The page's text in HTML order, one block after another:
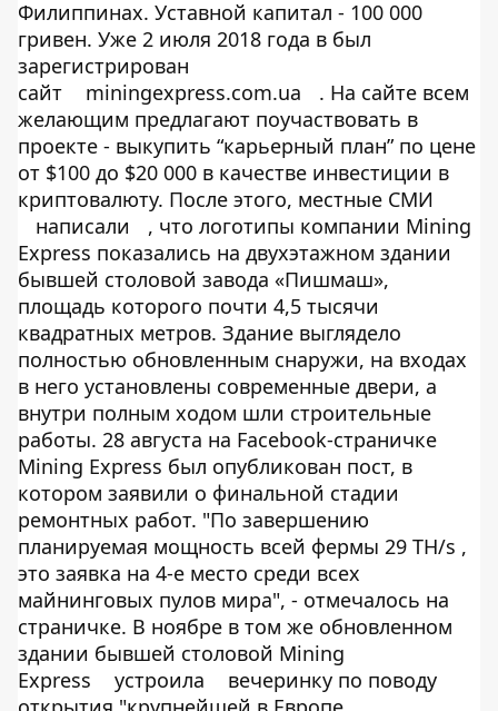
Филиппинах. Уставной капитал - 100 000
гривен. Уже 2 июля 2018 года в был
зарегистрирован
сайт
miningexpress.com.ua
. На сайте всем
желающим предлагают поучаствовать в
проекте - выкупить “карьерный план” по цене
от $100 до $20 000 в качестве инвестиции в
криптовалюту. После этого, местные СМИ
написали
, что логотипы компании Mining
Express показались на двухэтажном здании
бывшей столовой завода «Пишмаш»,
площадь которого почти 4,5 тысячи
квадратных метров. Здание выглядело
полностью обновленным снаружи, на входах
в него установлены современные двери, а
внутри полным ходом шли строительные
работы. 28 августа на Facebook-страничке
Mining Express был опубликован пост, в
котором заявили о финальной стадии
ремонтных работ. "По завершению
планируемая мощность всей фермы 29 TH/s ,
это заявка на 4-е место среди всех
майнинговых пулов мира", - отмечалось на
страничке. В ноябре в том же обновленном
здании бывшей столовой Mining
Express
устроила
вечеринку по поводу